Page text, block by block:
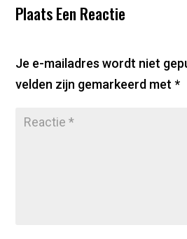
Plaats Een Reactie
Je e-mailadres wordt niet
velden zijn gemarkeerd met*